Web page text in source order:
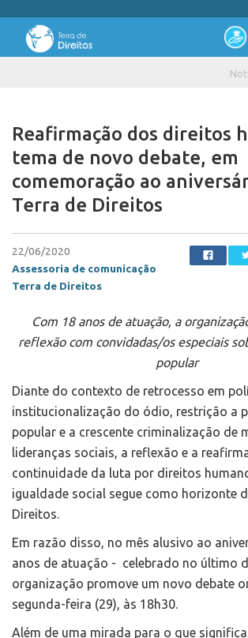
Reafirmação dos direitos
tema de novo debate, em
comemoração ao
Terra de Direitos
22/06/2020
Assessoria de comunicação
Terra de Direitos
Com 18 anos de atuação, a
reflexão com convidadas/os especiais
popular
Diante do contexto de retrocesso em
institucionalização do ódio, restrição a
popular e a crescente criminalização de
lideranças sociais, a reflexão e a
continuidade da luta por direitos
igualdade social segue como horizonte
Direitos.
Em razão disso, no mês alusivo ao
anos de atuação - celebrado no último
organização promove um novo debate
segunda-feira (29), às 18h30.
Além de uma mirada para o que